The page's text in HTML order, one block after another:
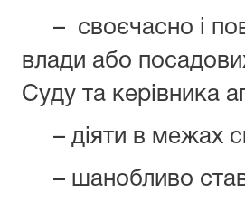
– своєчасно і
влади або
Суду та керівника
– діяти в межах
– шанобливо